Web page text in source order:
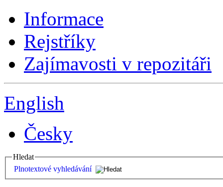
Informace
Rejstříky
Zajímavosti v repozitáři
English
Česky
Hledat
Plnotextové vyhledávání